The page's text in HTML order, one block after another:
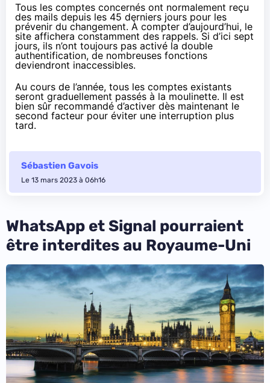
Tous les comptes concernés ont normalement reçu
des mails depuis les 45 derniers jours pour les
prévenir du changement. À compter d’aujourd’hui, le
site affichera constamment des rappels. Si d’ici sept
jours, ils n’ont toujours pas activé la double
authentification, de nombreuses fonctions
deviendront inaccessibles.
Au cours de l’année, tous les comptes existants
seront graduellement passés à la moulinette. Il est
bien sûr recommandé d’activer dès maintenant le
second facteur pour éviter une interruption plus
tard.
Sébastien Gavois
Le 13 mars 2023 à 06h16
WhatsApp et Signal pourraient
être interdites au Royaume-Uni